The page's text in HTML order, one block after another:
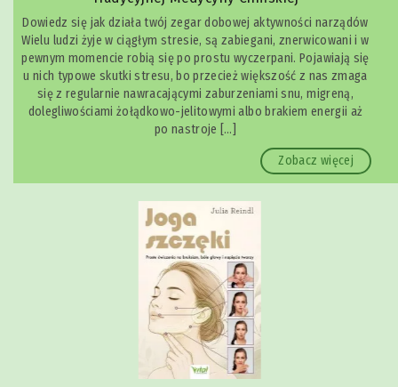
Dowiedz się jak działa twój zegar dobowej aktywności narządów
Wielu ludzi żyje w ciągłym stresie, są zabiegani, znerwicowani i w
pewnym momencie robią się po prostu wyczerpani. Pojawiają się
u nich typowe skutki stresu, bo przecież większość z nas zmaga
się z regularnie nawracającymi zaburzeniami snu, migreną,
dolegliwościami żołądkowo-jelitowymi albo brakiem energii aż
po nastroje […]
Zobacz więcej